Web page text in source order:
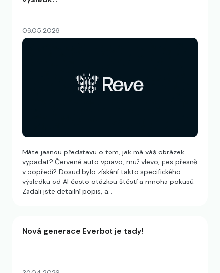
06.05.2026
Máte jasnou představu o tom, jak má váš obrázek
vypadat? Červené auto vpravo, muž vlevo, pes přesně
v popředí? Dosud bylo získání takto specifického
výsledku od AI často otázkou štěstí a mnoha pokusů.
Zadali jste detailní popis, a…
Nová generace Everbot je tady!